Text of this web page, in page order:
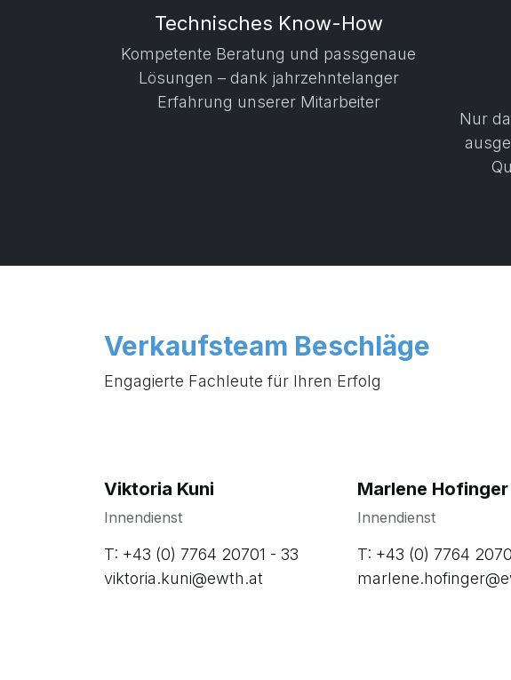
Nur
Technisches Know-How
Kompetente Beratung und passgenaue
Lösungen – dank jahrzehntelanger
Erfahrung unserer Mitarbeiter
Verkaufsteam Beschläge
Engagierte Fachleute für Ihren Erfolg
Viktoria Kuni
Innendienst
T: +43 (0) 7764 20701 - 33
viktoria.kuni@ewth.at
Marlene Hofinger
Innendienst
T: +43 (0) 7764